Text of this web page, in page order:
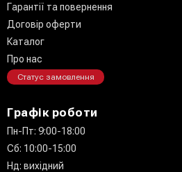
Гарантії та повернення
Договір оферти
Каталог
Про нас
Статус замовлення
Графік роботи
Пн-Пт: 9:00-18:00
Сб: 10:00-15:00
Нд: вихідний